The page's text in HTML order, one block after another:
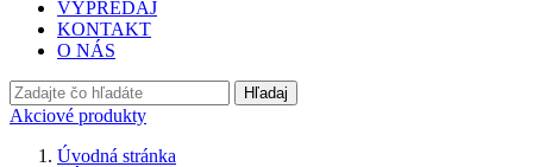
VÝPREDAJ
KONTAKT
O NÁS
Hľadaj
Akciové produkty
Úvodná stránka